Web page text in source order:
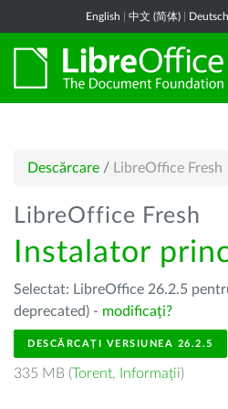
English 中文 (简体) Deutsch
Descărcare / LibreOffice Fresh
LibreOffice Fresh
Instalator
Selectat: LibreOffice 26.2.5
deprecated) - modificați?
DESCĂRCAȚI VERSIUNEA 26.2.5
335 MB (Torent, Informații)